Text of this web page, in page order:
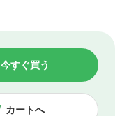
カートへ
今すぐ買う